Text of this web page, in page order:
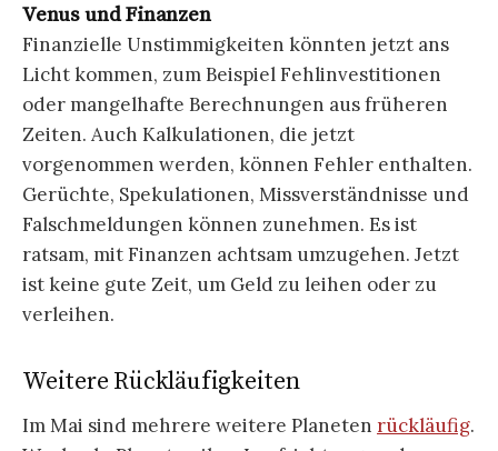
Venus und Finanzen
Finanzielle Unstimmigkeiten könnten jetzt ans
Licht kommen, zum Beispiel Fehlinvestitionen
oder mangelhafte Berechnungen aus früheren
Zeiten. Auch Kalkulationen, die jetzt
vorgenommen werden, können Fehler enthalten.
Gerüchte, Spekulationen, Missverständnisse und
Falschmeldungen können zunehmen. Es ist
ratsam, mit Finanzen achtsam umzugehen. Jetzt
ist keine gute Zeit, um Geld zu leihen oder zu
verleihen.
Weitere Rückläufigkeiten
Im Mai sind mehrere weitere Planeten rückläufig.